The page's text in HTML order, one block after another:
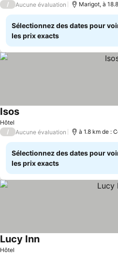
/ Aucune évaluation Marigot, à
Sélectionnez des dates pour
les prix exacts
Hôtel
IsosConsulter les prix
/ Aucune évaluation à 1.8 km de :
Sélectionnez des dates pour
les prix exacts
Hôtel
Lucy InnConsulter les prix